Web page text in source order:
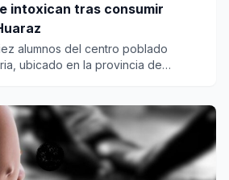
intoxican tras consumir
alumnos del centro poblado
ubicado en la provincia de